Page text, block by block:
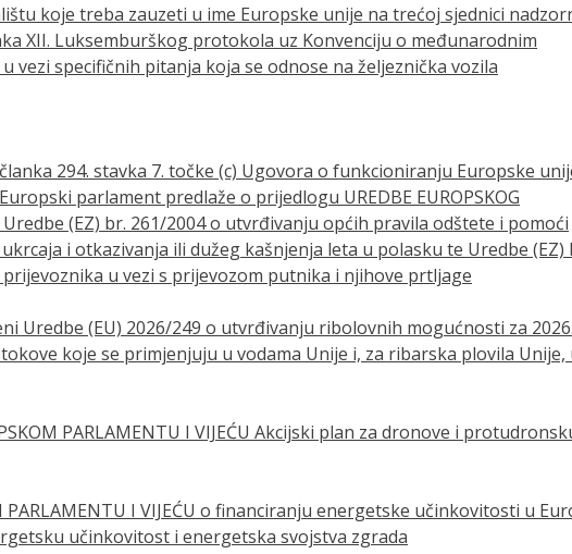
koje treba zauzeti u ime Europske unije na trećoj sjednici
XII. Luksemburškog protokola uz Konvenciju o međunarodnim
vezi specifičnih pitanja koja se odnose na željeznička vozila
članka 294. stavka 7. točke (c) Ugovora o funkcioniranju Europske
parlament predlaže o prijedlogu UREDBE EUROPSKOG
Uredbe (EZ) br. 261/2004 o utvrđivanju općih pravila odštete i pomoći
i otkazivanja ili dužeg kašnjenja leta u polasku te Uredbe (EZ)
u vezi s prijevozom putnika i njihove prtljage
Uredbe (EU) 2026/249 o utvrđivanju ribolovnih mogućnosti za
koje se primjenjuju u vodama Unije i, za ribarska plovila Unije,
PARLAMENTU I VIJEĆU Akcijski plan za dronove i
PARLAMENTU I VIJEĆU o financiranju energetske učinkovitosti u
učinkovitost i energetska svojstva zgrada